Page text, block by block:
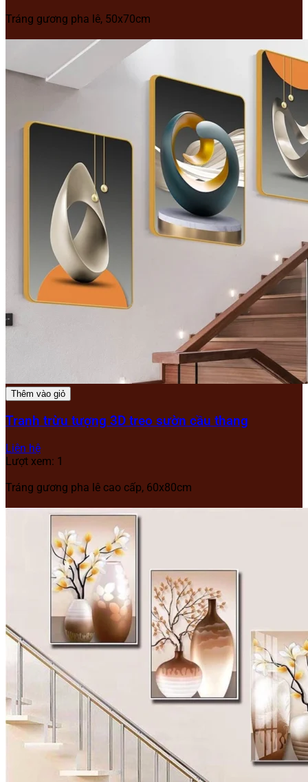
Tráng gương pha lê, 50x70cm
Thêm vào giỏ
Tranh trừu tượng 3D treo sườn cầu thang
Liên hệ
Lượt xem: 1
Tráng gương pha lê cao cấp, 60x80cm